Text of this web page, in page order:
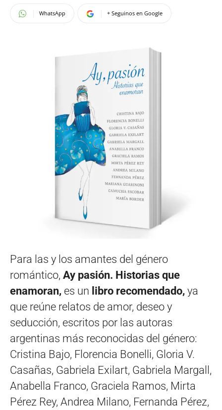
WhatsApp + Seguinos en Google
Para las y los amantes del género
romántico, Ay pasión. Historias que
enamoran, es un libro recomendado, ya
que reúne relatos de amor, deseo y
seducción, escritos por las autoras
argentinas más reconocidas del género:
Cristina Bajo, Florencia Bonelli, Gloria V.
Casañas, Gabriela Exilart, Gabriela Margall,
Anabella Franco, Graciela Ramos, Mirta
Pérez Rey, Andrea Milano, Fernanda Pérez,